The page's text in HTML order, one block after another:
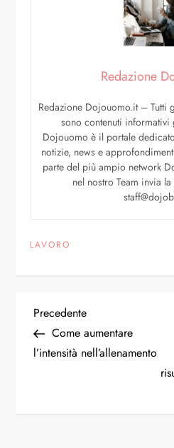
Redazione
Redazione Dojouomo.it – Tutti
sono contenuti informativi
Dojouomo è il portale
notizie, news e
parte del più ampio network
nel nostro Team invia
LAVORO
Precedente
Come aumentare
l’intensità nell’allenamento